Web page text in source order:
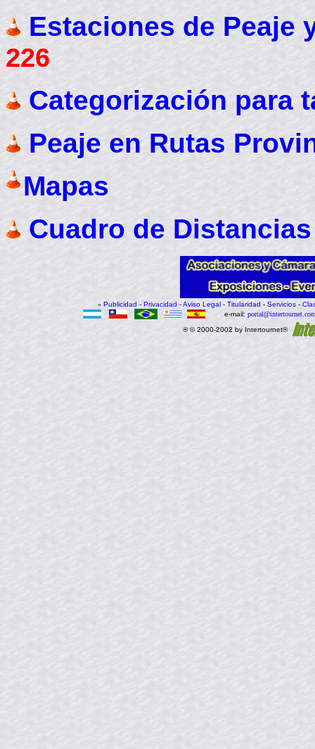
Estaciones de Peaje
226
Categorización para
Peaje en Rutas
Mapas
Cuadro de
« Publicidad - Privacidad -Aviso Legal - Titularidad - Servicios -
e-mail:
® © 2000-2002 by Intertournet®